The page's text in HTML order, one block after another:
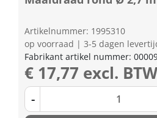
Artikelnummer: 1995310
op voorraad | 3-5 dagen
Fabrikant artikel nummer:
€ 17,77 excl. BTW
-